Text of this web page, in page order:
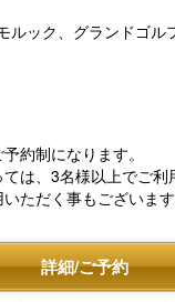
ック、グランドゴル
約制になります。
は、3名様以上でご
ただく事もございます
詳細/ご予約